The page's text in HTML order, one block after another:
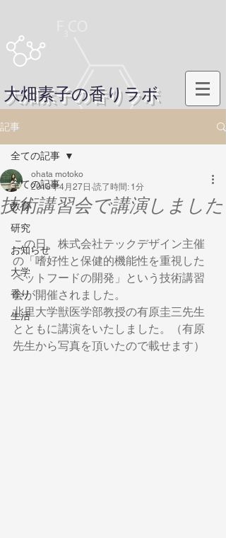
大畑素子の香りラボ
記事
全ての記事
教育
研究
お知らせ
大学
香り
生活
全ての記事
技術講習会で講演しました
ohata motoko
2018年4月27日 読了時間: 1分
この日、株式会社テックデザイン主催
の「嗜好性と保健的機能性を重視した
ペットフードの開発」という技術講習
会が開催されました。
北里大学獣医学部教授の有原圭三先生
とともに講演をいたしました。（有原
先生から写真を頂いたので載せます）